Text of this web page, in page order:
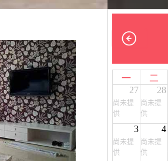
一 二
27
尚未提
供
28
尚未提
供
3
尚未提
供
4
尚未提
供